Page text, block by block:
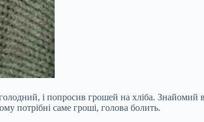
і попросив грошей на хліба.
потрібні саме гроші, голова болить.